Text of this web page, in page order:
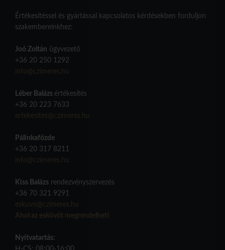
Értékesítéssel és gyártással kapcsolatos kérdésekben forduljon
szakembereinkhez:
Joó Zoltán ügyvezető
+36 20 250 1292
info@czimeres.hu
Léber Balázs értékesítés
+36 20 223 7633
ertekesites@czimeres.hu
Pálinkafőzde
+36 20 317 8211
info@czimeres.hu
Kiss Balázs rendezvényszervezés
+36 70 321 9291
eskuvo@czimeres.hu
Ahol az esküvőt megrendelheti
Nyitvatartás: